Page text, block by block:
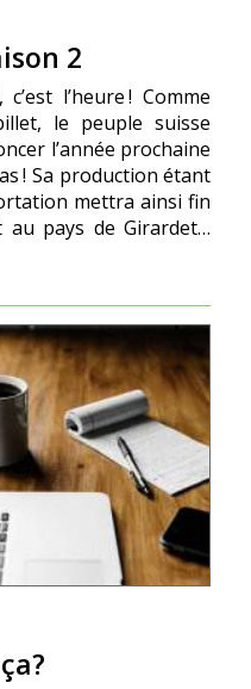
2
l’heure ! Comme
le peuple suisse
l’année prochaine
! Sa production étant
mettra ainsi fin
au pays de Girardet…